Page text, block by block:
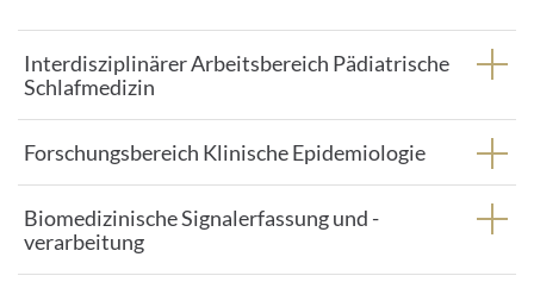
Interdisziplinärer Arbeitsbereich Pädiatrische
Schlafmedizin
Forschungsbereich Klinische Epidemiologie
Biomedizinische Signalerfassung und -
verarbeitung